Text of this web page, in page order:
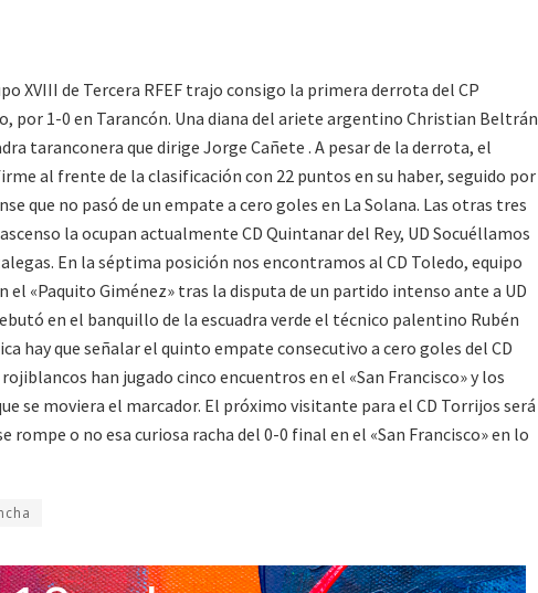
XVIII de Tercera RFEF trajo consigo la primera derrota del CP
por 1-0 en Tarancón. Una diana del ariete argentino Christian Beltrán
taranconera que dirige Jorge Cañete . A pesar de la derrota, el
al frente de la clasificación con 22 puntos en su haber, seguido por
que no pasó de un empate a cero goles en La Solana. Las otras tres
la ocupan actualmente CD Quintanar del Rey, UD Socuéllamos
En la séptima posición nos encontramos al CD Toledo, equipo
el «Paquito Giménez» tras la disputa de un partido intenso ante a UD
en el banquillo de la escuadra verde el técnico palentino Rubén
hay que señalar el quinto empate consecutivo a cero goles del CD
han jugado cinco encuentros en el «San Francisco» y los
se moviera el marcador. El próximo visitante para el CD Torrijos será
rompe o no esa curiosa racha del 0-0 final en el «San Francisco» en lo